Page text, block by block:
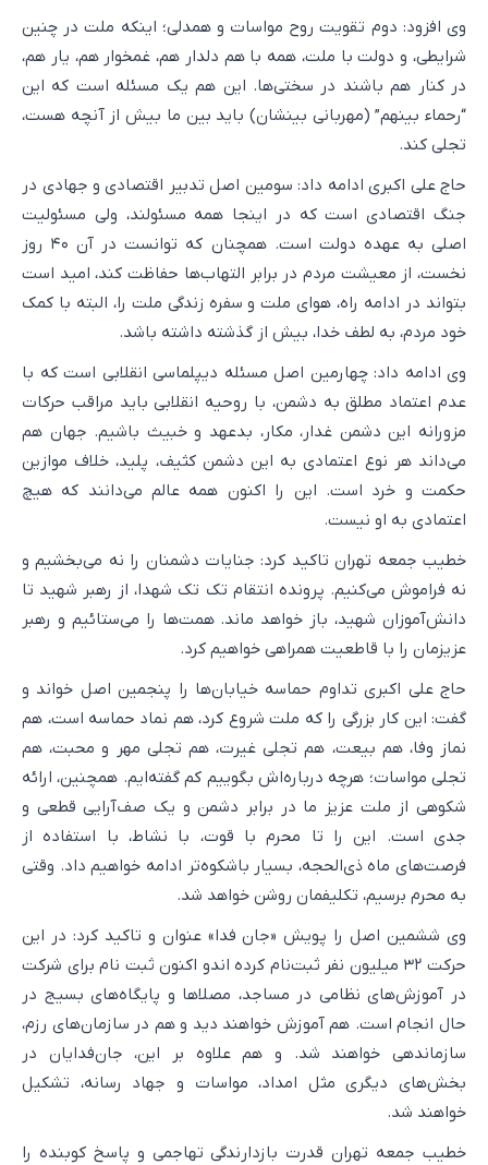
وی افزود: دوم تقویت روح مواسات و همدلی؛ اینکه ملت در چنین
شرایطی، و دولت با ملت، همه با هم دلدار هم، غمخوار هم، یار هم،
در کنار هم باشند در سختی‌ها. این هم یک مسئله است که این
“رحماء بینهم” (مهربانی بینشان) باید بین ما بیش از آنچه هست،
تجلی کند.
حاج علی اکبری ادامه داد: سومین اصل تدبیر اقتصادی و جهادی در
جنگ اقتصادی است که در اینجا همه مسئولند، ولی مسئولیت
اصلی به عهده دولت است. همچنان که توانست در آن ۴۰ روز
نخست، از معیشت مردم در برابر التهاب‌ها حفاظت کند، امید است
بتواند در ادامه راه، هوای ملت و سفره زندگی ملت را، البته با کمک
خود مردم، به لطف خدا، بیش از گذشته داشته باشد.
وی ادامه داد: چهارمین اصل مسئله دیپلماسی انقلابی است که با
عدم اعتماد مطلق به دشمن، با روحیه انقلابی باید مراقب حرکات
مزورانه این دشمن غدار، مکار، بدعهد و خبیث باشیم. جهان هم
می‌داند هر نوع اعتمادی به این دشمن کثیف، پلید، خلاف موازین
حکمت و خرد است. این را اکنون همه عالم می‌دانند که هیچ
اعتمادی به او نیست.
خطیب جمعه تهران تاکید کرد: جنایات دشمنان را نه می‌بخشیم و
نه فراموش می‌کنیم. پرونده انتقام تک تک شهدا، از رهبر شهید تا
دانش‌آموزان شهید، باز خواهد ماند. همت‌ها را می‌ستائیم و رهبر
عزیزمان را با قاطعیت همراهی خواهیم کرد.
حاج علی اکبری تداوم حماسه خیابان‌ها را پنجمین اصل خواند و
گفت: این کار بزرگی را که ملت شروع کرد، هم نماد حماسه است، هم
نماز وفا، هم بیعت، هم تجلی غیرت، هم تجلی مهر و محبت، هم
تجلی مواسات؛ هرچه درباره‌اش بگوییم کم گفته‌ایم. همچنین، ارائه
شکوهی از ملت عزیز ما در برابر دشمن و یک صف‌آرایی قطعی و
جدی است. این را تا محرم با قوت، با نشاط، با استفاده از
فرصت‌های ماه ذی‌الحجه، بسیار باشکوه‌تر ادامه خواهیم داد. وقتی
به محرم برسیم، تکلیفمان روشن خواهد شد.
وی ششمین اصل را پویش «جان فدا» عنوان و تاکید کرد: در این
حرکت ۳۲ میلیون نفر ثبت‌نام کرده اندو اکنون ثبت نام برای شرکت
در آموزش‌های نظامی در مساجد، مصلاها و پایگاه‌های بسیج در
حال انجام است. هم آموزش خواهند دید و هم در سازمان‌های رزم،
سازماندهی خواهند شد. و هم علاوه بر این، جان‌فدایان در
بخش‌های دیگری مثل امداد، مواسات و جهاد رسانه، تشکیل
خواهند شد.
خطیب جمعه تهران قدرت بازدارندگی تهاجمی و پاسخ کوبنده را